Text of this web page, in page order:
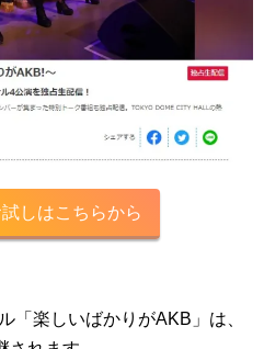
しはこちらから
「楽しいばかりがAKB」は、